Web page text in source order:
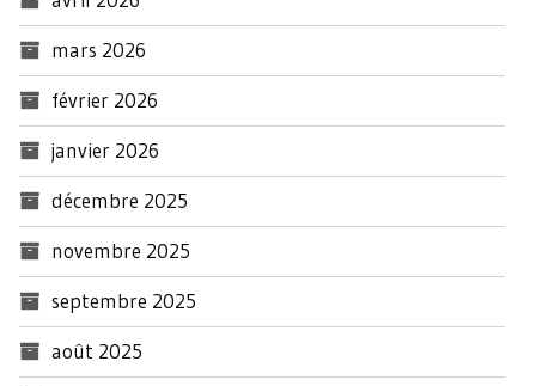
mars 2026
février 2026
janvier 2026
décembre 2025
novembre 2025
septembre 2025
août 2025